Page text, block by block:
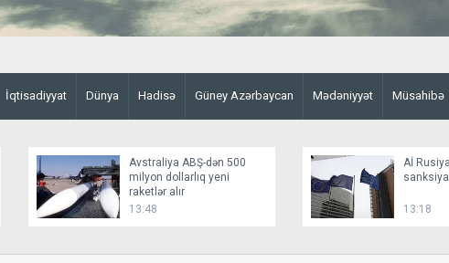
İqtisadiyyat Dünya Hadisə Güney Azərbaycan Mədəniyyət Müsahibə
Avstraliya ABŞ-dən 500
milyon dollarlıq yeni
raketlər alır
13:48
Aİ
13:18